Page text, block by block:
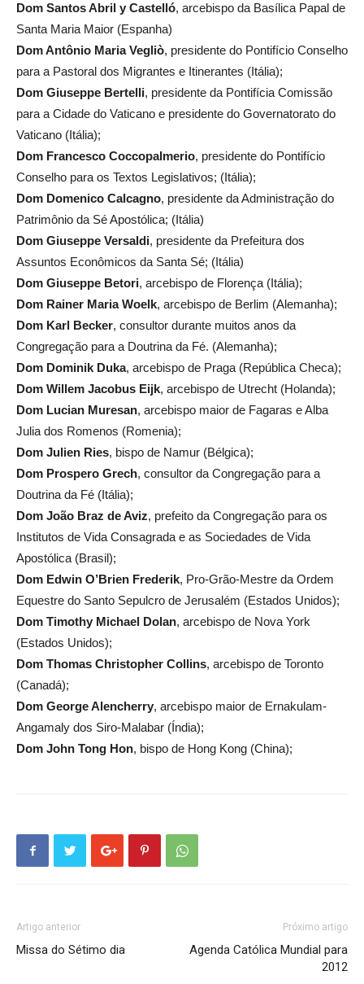
Dom Santos Abril y Castelló, arcebispo da Basílica Papal de
Santa Maria Maior (Espanha)
Dom Antônio Maria Vegliò, presidente do Pontifício Conselho
para a Pastoral dos Migrantes e Itinerantes (Itália);
Dom Giuseppe Bertelli, presidente da Pontifícia Comissão
para a Cidade do Vaticano e presidente do Governatorato do
Vaticano (Itália);
Dom Francesco Coccopalmerio, presidente do Pontifício
Conselho para os Textos Legislativos; (Itália);
Dom Domenico Calcagno, presidente da Administração do
Patrimônio da Sé Apostólica; (Itália)
Dom Giuseppe Versaldi, presidente da Prefeitura dos
Assuntos Econômicos da Santa Sé; (Itália)
Dom Giuseppe Betori, arcebispo de Florença (Itália);
Dom Rainer Maria Woelk, arcebispo de Berlim (Alemanha);
Dom Karl Becker, consultor durante muitos anos da
Congregação para a Doutrina da Fé. (Alemanha);
Dom Dominik Duka, arcebispo de Praga (República Checa);
Dom Willem Jacobus Eijk, arcebispo de Utrecht (Holanda);
Dom Lucian Muresan, arcebispo maior de Fagaras e Alba
Julia dos Romenos (Romenia);
Dom Julien Ries, bispo de Namur (Bélgica);
Dom Prospero Grech, consultor da Congregação para a
Doutrina da Fé (Itália);
Dom João Braz de Aviz, prefeito da Congregação para os
Institutos de Vida Consagrada e as Sociedades de Vida
Apostólica (Brasil);
Dom Edwin O’Brien Frederik, Pro-Grão-Mestre da Ordem
Equestre do Santo Sepulcro de Jerusalém (Estados Unidos);
Dom Timothy Michael Dolan, arcebispo de Nova York
(Estados Unidos);
Dom Thomas Christopher Collins, arcebispo de Toronto
(Canadá);
Dom George Alencherry, arcebispo maior de Ernakulam-
Angamaly dos Siro-Malabar (Índia);
Dom John Tong Hon, bispo de Hong Kong (China);
Artigo anterior
Missa do Sétimo dia
Próximo artigo
Agenda Católica Mundial para
2012